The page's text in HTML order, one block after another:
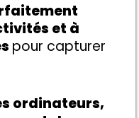
et à
pour capturer
ordinateurs,